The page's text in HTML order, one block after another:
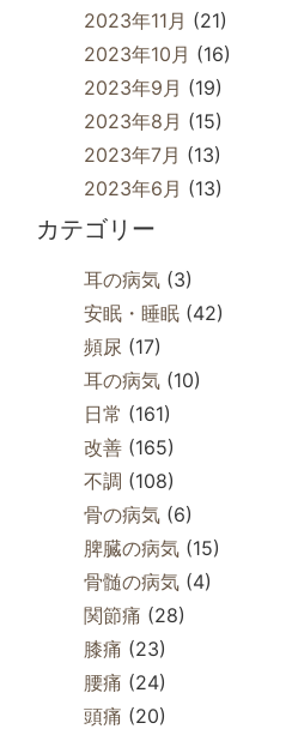
2023年11月 (21)
2023年10月 (16)
2023年9月 (19)
2023年8月 (15)
2023年7月 (13)
2023年6月 (13)
カテゴリー
耳の病気 (3)
安眠・睡眠 (42)
頻尿 (17)
耳の病気 (10)
日常 (161)
改善 (165)
不調 (108)
骨の病気 (6)
脾臓の病気 (15)
骨髄の病気 (4)
関節痛 (28)
膝痛 (23)
腰痛 (24)
頭痛 (20)